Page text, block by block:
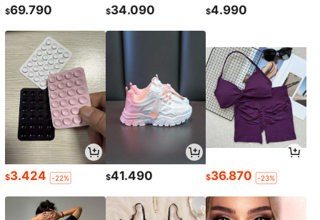
$69.790 $34.090 $4.990
$3.424 -22% $41.490 $36.870 -23%